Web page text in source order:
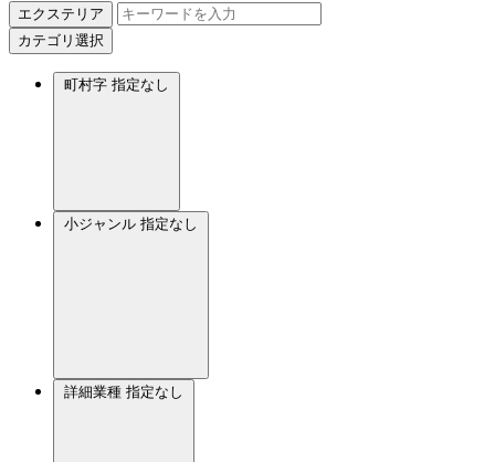
エクステリア
カテゴリ選択
町村字 指定なし
小ジャンル 指定なし
詳細業種 指定なし